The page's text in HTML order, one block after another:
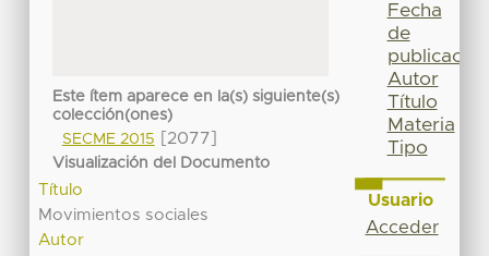
Este ítem aparece en la(s) siguiente(s)
colección(ones)
SECME 2015
[2077]
Visualización del Documento
Título
Movimientos sociales
Autor
Fecha
de
publicación
Autor
Título
Materia
Tipo
Usuario
Acceder